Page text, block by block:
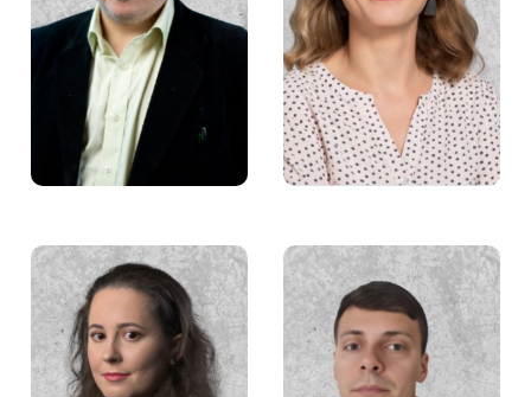
Mateusz Ciborowski Joanna Dolińska